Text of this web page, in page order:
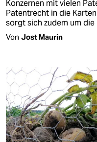
Konzernen mit vielen
Patentrecht in die
sorgt sich zudem um
Von Jost Maurin